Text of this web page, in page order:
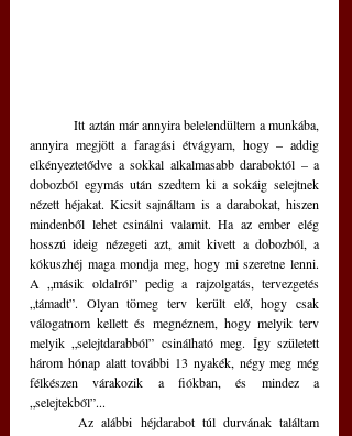
	Itt aztán már annyira belelendültem a munkába,
annyira megjött a faragási étvágyam, hogy – addig
elkényeztetődve a sokkal alkalmasabb daraboktól – a
dobozból egymás után szedtem ki a sokáig selejtnek
nézett héjakat. Kicsit sajnáltam is a darabokat, hiszen
mindenből lehet csinálni valamit. Ha az ember elég
hosszú ideig nézegeti azt, amit kivett a dobozból, a
kókuszhéj maga mondja meg, hogy mi szeretne lenni.
A „másik oldalról” pedig a rajzolgatás, tervezgetés
„támadt”. Olyan tömeg terv került elő, hogy csak
válogatnom kellett és megnéznem, hogy melyik terv
melyik „selejtdarabból” csinálható meg. Így született
három hónap alatt további 13 nyakék, négy meg még
félkészen várakozik a fiókban, és mindez a
„selejtekből”...
	Az alábbi héjdarabot túl durvának találtam